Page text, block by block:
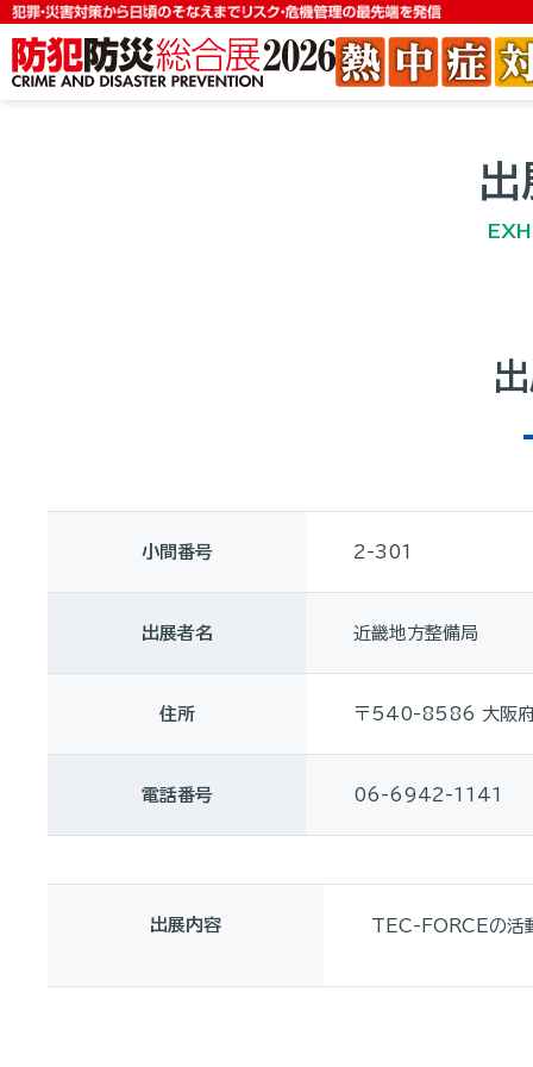
出
小間番号 2-301
出展者名 近畿地方整備局
住所 〒540-8586 大阪府
電話番号 06-6942-1141
出展内容 TEC-FORCEの活